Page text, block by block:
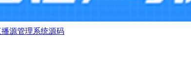
源管理系统源码